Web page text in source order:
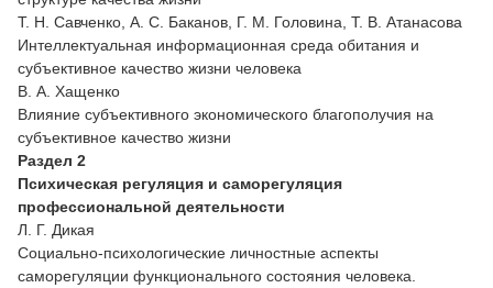
Т. Н. Савченко, А. С. Баканов, Г. М. Головина, Т. В. Атанасова
Интеллектуальная информационная среда обитания и
субъективное качество жизни человека
В. А. Хащенко
Влияние субъективного экономического благополучия на
субъективное качество жизни
Раздел 2
Психическая регуляция и саморегуляция
профессиональной деятельности
Л. Г. Дикая
Социально-психологические личностные аспекты
саморегуляции функционального состояния человека.